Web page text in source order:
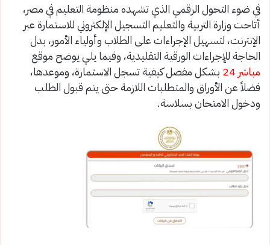
في ضوء التحول الرقمي الذي تشهده منظومة التعليم في مصر،
أتاحت وزارة التربية والتعليم التسجيل الإلكتروني للاستمارة عبر
الإنترنت، لتسهيل الإجراءات على الطلاب وأولياء الأمور، بدل
الحاجة للإجراءات الورقية التقليدية، وفيما يلي يوضح موقع
مباشر 24
بشكل مفصل كيفية تسجل الاستمارة، وموعدها،
فضلاً عن الأوراق والمتطلبات اللازمة حتى يتم قبول الطلب
ودخول الامتحان بسلاسة.